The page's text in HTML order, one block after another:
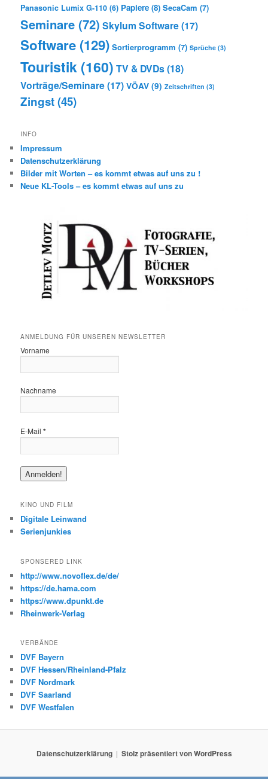
Panasonic Lumix G-110 (6) Papiere (8) SecaCam (7)
Seminare (72) Skylum Software(17)
Software (129) Sortierprogramm (7) Sprüche (3)
Touristik (160) TV & DVDs(18)
Vorträge/Seminare(17) VÖAV (9) Zeitschriften (3)
Zingst(45)
INFO
Impressum
Datenschutzerklärung
Bilder mit Worten – es kommt etwas auf uns zu !
Neue KL-Tools – es kommt etwas auf uns zu
ANMELDUNG FÜR UNSEREN NEWSLETTER
Vorname
Nachname
E-Mail*
KINO UND FILM
Digitale Leinwand
Serienjunkies
SPONSERED LINK
http://www.novoflex.de/de/
https://de.hama.com
https://www.dpunkt.de
Rheinwerk-Verlag
VERBÄNDE
DVF Bayern
DVF Hessen/Rheinland-Pfalz
DVF Nordmark
DVF Saarland
DVF Westfalen
Datenschutzerklärung Stolz präsentiert von WordPress